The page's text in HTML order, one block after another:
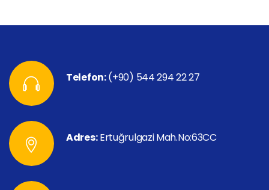
Telefon:(+90) 544 294 22 27
Adres:Ertuğrulgazi Mah.No:63CC